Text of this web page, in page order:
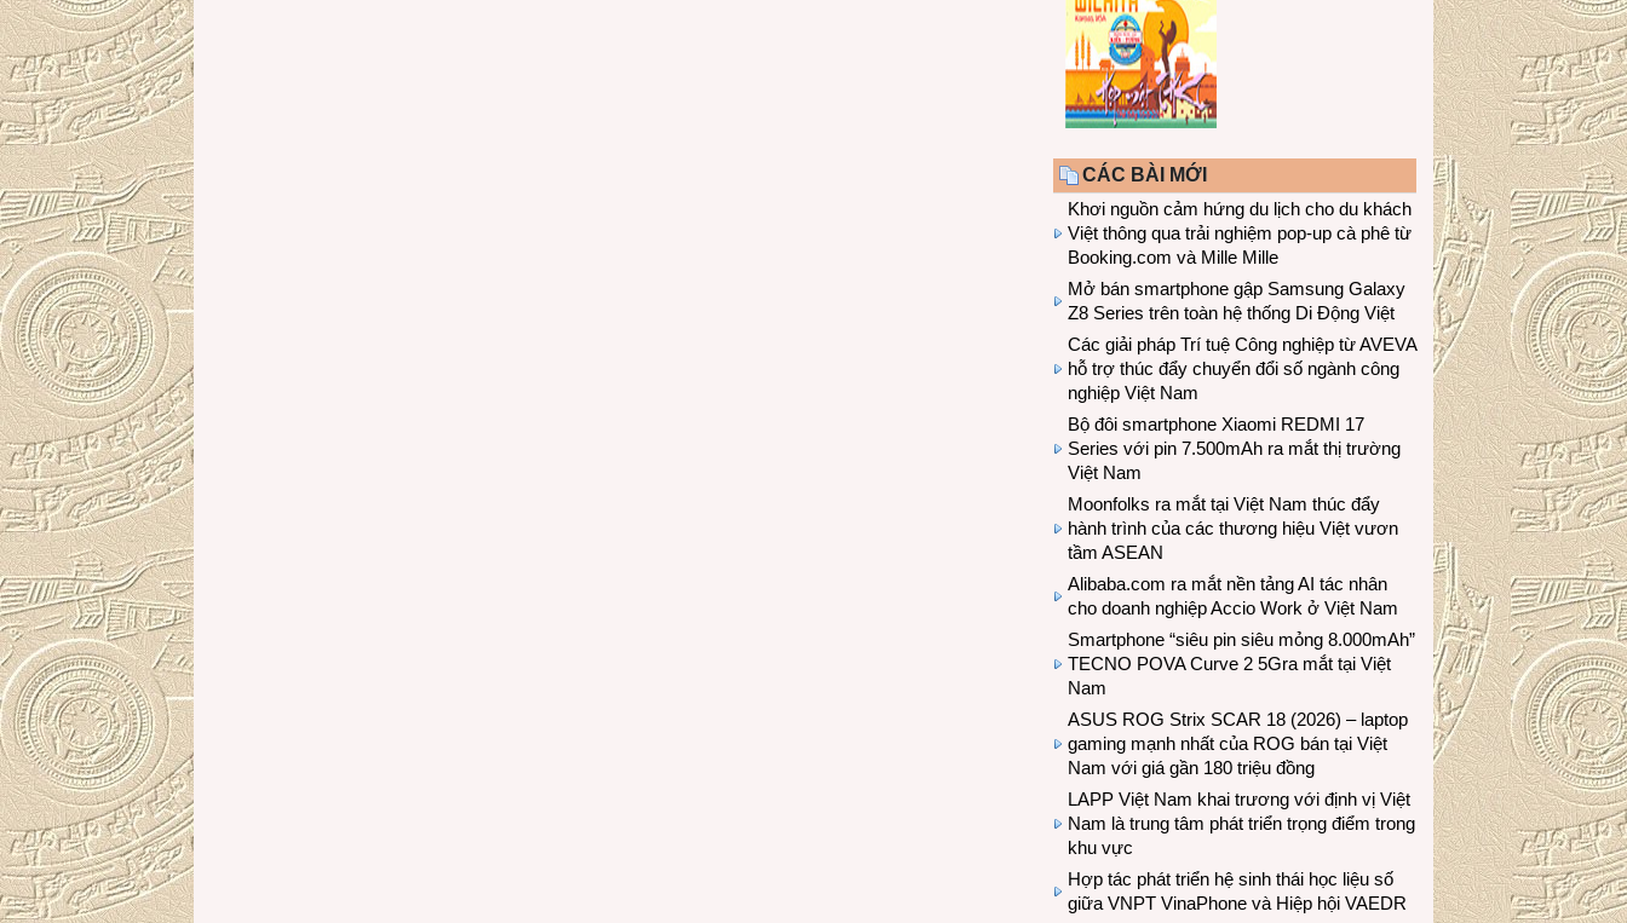
CÁC BÀI MỚI
Khơi nguồn cảm hứng du lịch cho du khách
Việt thông qua trải nghiệm pop-up cà phê từ
Booking.com và Mille Mille
Mở bán smartphone gập Samsung Galaxy
Z8 Series trên toàn hệ thống Di Động Việt
Các giải pháp Trí tuệ Công nghiệp từ AVEVA
hỗ trợ thúc đẩy chuyển đổi số ngành công
nghiệp Việt Nam
Bộ đôi smartphone Xiaomi REDMI 17
Series với pin 7.500mAh ra mắt thị trường
Việt Nam
Moonfolks ra mắt tại Việt Nam thúc đẩy
hành trình của các thương hiệu Việt vươn
tầm ASEAN
Alibaba.com ra mắt nền tảng AI tác nhân
cho doanh nghiệp Accio Work ở Việt Nam
Smartphone “siêu pin siêu mỏng 8.000mAh”
TECNO POVA Curve 2 5Gra mắt tại Việt
Nam
ASUS ROG Strix SCAR 18 (2026) – laptop
gaming mạnh nhất của ROG bán tại Việt
Nam với giá gần 180 triệu đồng
LAPP Việt Nam khai trương với định vị Việt
Nam là trung tâm phát triển trọng điểm trong
khu vực
Hợp tác phát triển hệ sinh thái học liệu số
giữa VNPT VinaPhone và Hiệp hội VAEDR